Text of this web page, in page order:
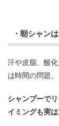
・朝シャン
汗や皮脂、酸
は時間の問題。
シャンプーで
イミングも実